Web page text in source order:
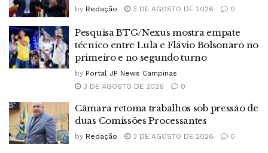
by Redação 3 DE AGOSTO DE 2026 0
Pesquisa BTG/Nexus mostra empate
técnico entre Lula e Flávio Bolsonaro no
primeiro e no segundo turno
by Portal JP News Campinas
3 DE AGOSTO DE 2026
0
Câmara retoma trabalhos sob pressão de
duas Comissões Processantes
by Redação 3 DE AGOSTO DE 2026 0